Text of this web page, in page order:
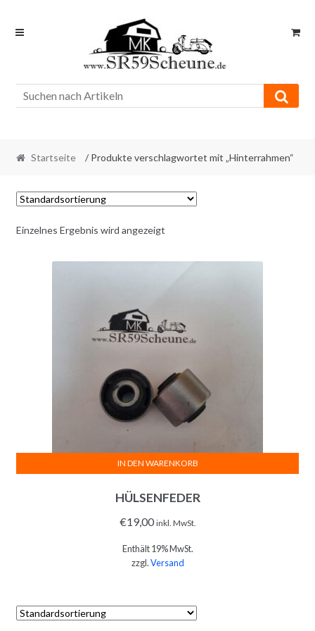
Skip
Skip
Startseite / Produkte verschlagwortet mit „Hinterrahmen“
Einzelnes Ergebnis wird angezeigt
HÜLSENFEDER
€19,00 inkl. MwSt.
Enthält 19% MwSt.
zzgl.Versand
IN DEN WARENKORB